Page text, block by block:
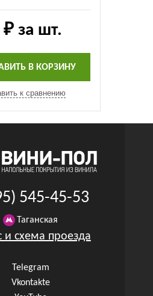
₽за шт.
В КОРЗИНУ
к сравнению
545-45-53
Таганская
и схема проезда
Telegram
Vkontakte